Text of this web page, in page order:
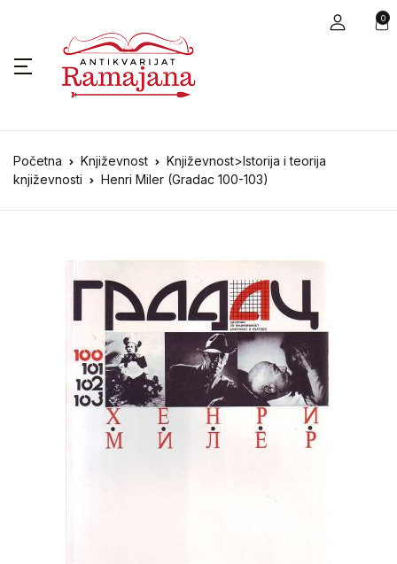
0
Početna Književnost
Književnost>Istorija i teorija
književnosti
Henri Miler (Gradac 100-103)